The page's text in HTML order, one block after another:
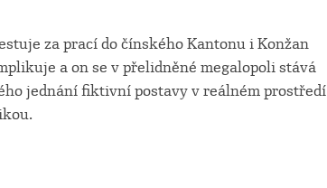
za prací do čínského Kantonu i Konžan
a on se v přelidněné megalopoli stává
jednání fiktivní postavy v reálném prostředí